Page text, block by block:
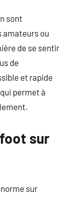
sont
amateurs ou
de se sentir
de
et rapide
permet à
sur
sur